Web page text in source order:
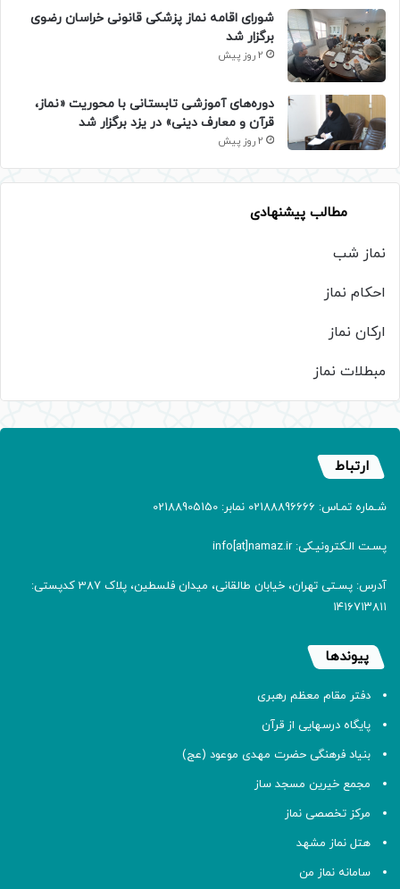
شورای اقامه نماز پزشکی قانونی خراسان رضوی
برگزار شد
2 روز پیش
دوره‌های آموزشی تابستانی با محوریت «نماز،
قرآن و معارف دینی» در یزد برگزار شد
2 روز پیش
مطالب پیشنهادی
نماز شب
احکام نماز
ارکان نماز
مبطلات نماز
ارتباط
شـماره تمـاس: 02188896666 نمابر: 02188905150
پسـت الـکترونیـکی: info[at]namaz.ir
آدرس: پسـتی تهران، خیابان طالقانی، میدان فلسطین، پلاک 387 کدپستی:
۱۴۱۶۷۱۳۸۱۱
پیوندها
دفتر مقام معظم رهبری
پایگاه درسهایی از قرآن
بنیاد فرهنگی حضرت مهدی موعود (عج)
مجمع خیرین مسجد ساز
مرکز تخصصی نماز
هتل نماز مشهد
سامانه نماز من